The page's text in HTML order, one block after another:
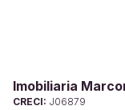
Imobiliaria
CRECI: J06879